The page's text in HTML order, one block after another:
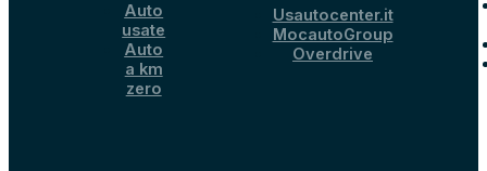
Auto
usate
Auto
a km
zero
Usautocenter.it
MocautoGroup
Overdrive